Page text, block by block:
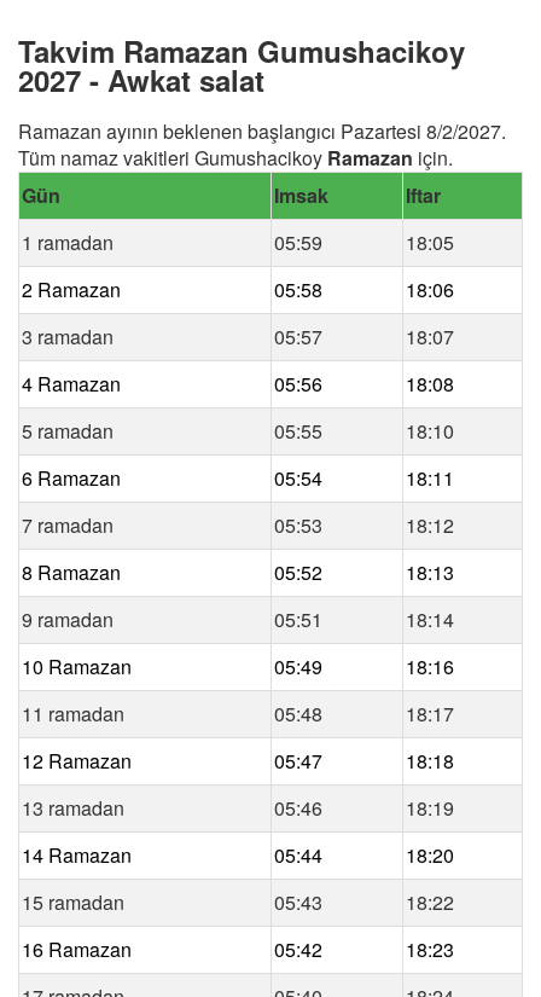
Takvim Ramazan Gumushacikoy
2027 - Awkat salat
Ramazan ayının beklenen başlangıcı Pazartesi 8/2/2027.
Tüm namaz vakitleri Gumushacikoy Ramazan için.
Gün
Imsak
Iftar
1 ramadan
05:59
18:05
2 Ramazan
05:58
18:06
3 ramadan
05:57
18:07
4 Ramazan
05:56
18:08
5 ramadan
05:55
18:10
6 Ramazan
05:54
18:11
7 ramadan
05:53
18:12
8 Ramazan
05:52
18:13
9 ramadan
05:51
18:14
10 Ramazan
05:49
18:16
11 ramadan
05:48
18:17
12 Ramazan
05:47
18:18
13 ramadan
05:46
18:19
14 Ramazan
05:44
18:20
15 ramadan
05:43
18:22
16 Ramazan
05:42
18:23